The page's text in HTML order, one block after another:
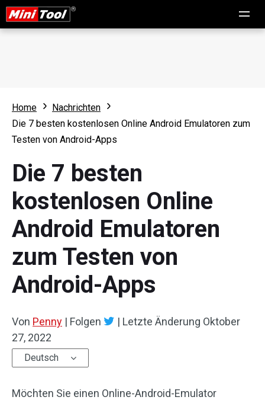
Home
Nachrichten
Die 7 besten kostenlosen Online Android Emulatoren zum
Testen von Android-Apps
Die 7 besten
kostenlosen Online
Android Emulatoren
zum Testen von
Android-Apps
Von Penny | Folgen | Letzte Änderung Oktober
27, 2022
Deutsch
Möchten Sie einen Online-Android-Emulator